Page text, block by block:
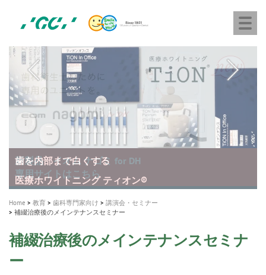
content
ジ
ー
ー
M
A healthy smile greatly contributes to your quality of life
新発売 エバーエックス フロー
製品の詳細情報はこちら
「セラスマート テクノロジーブック」公開
「イニシャル LiSi（リジ）ブロック テクノロジーブッ
ク」公開
歯を内部まで白くする
医療ホワイトニング ティオン®
新製品 イオム ナゴミ for DH
専用サイトはこちら
新製品バキュクレーブ 118 / 318 Prime
製品の詳細情報はこちら
インプラント Aadva®
ショートインプラント新発売
GCグループ企業
Home 教育 歯科専門家向け
講演会・セミナー
補綴治療後のメインテナンスセミナー
補綴治療後のメインテナンスセミナ
ー